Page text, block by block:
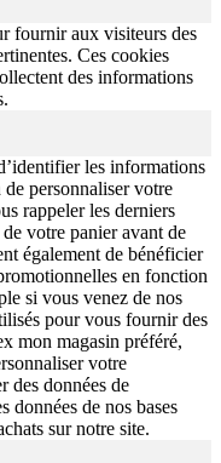
fournir aux visiteurs des
Ces cookies
des informations
les informations
personnaliser votre
rappeler les derniers
votre panier avant de
également de bénéficier
en fonction
si vous venez de nos
pour vous fournir des
mon magasin préféré,
votre
des données de
données de nos bases
sur notre site.